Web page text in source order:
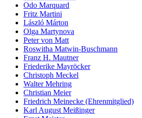
Odo Marquard
Fritz Martini
László Márton
Olga Martynova
Peter von Matt
Roswitha Matwin-Buschmann
Franz H. Mautner
Friederike Mayröcker
Christoph Meckel
Walter Mehring
Christian Meier
Friedrich Meinecke (Ehrenmitglied)
Karl August Meißinger